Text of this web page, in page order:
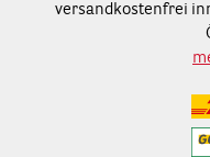
versandkostenfrei